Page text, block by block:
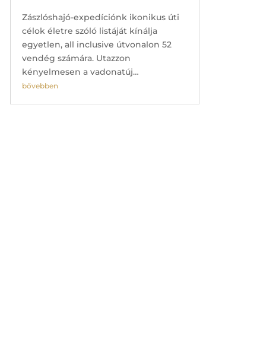
Zászlóshajó-expedíciónk ikonikus úti
célok életre szóló listáját kínálja
egyetlen, all inclusive útvonalon 52
vendég számára. Utazzon
kényelmesen a vadonatúj…
bővebben